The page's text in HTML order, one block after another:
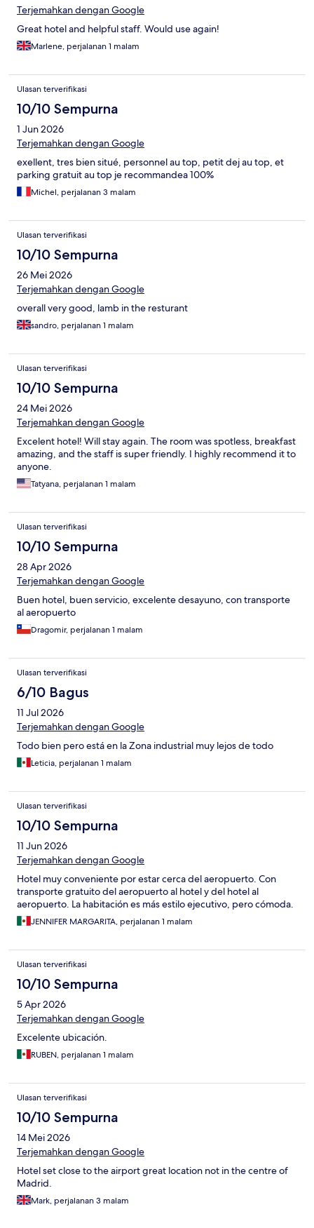
Terjemahkan dengan Google
Great hotel and helpful staff. Would use again!
Marlene, perjalanan 1 malam
Ulasan terverifikasi
10/10 Sempurna
1 Jun 2026
Terjemahkan dengan Google
exellent, tres bien situé, personnel au top, petit dej au top, et
parking gratuit au top je recommandea 100%
Michel, perjalanan 3 malam
Ulasan terverifikasi
10/10 Sempurna
26 Mei 2026
Terjemahkan dengan Google
overall very good, lamb in the resturant
sandro, perjalanan 1 malam
Ulasan terverifikasi
10/10 Sempurna
24 Mei 2026
Terjemahkan dengan Google
Excelent hotel! Will stay again. The room was spotless, breakfast
amazing, and the staff is super friendly. I highly recommend it to
anyone.
Tatyana, perjalanan 1 malam
Ulasan terverifikasi
10/10 Sempurna
28 Apr 2026
Terjemahkan dengan Google
Buen hotel, buen servicio, excelente desayuno, con transporte
al aeropuerto
Dragomir, perjalanan 1 malam
Ulasan terverifikasi
6/10 Bagus
11 Jul 2026
Terjemahkan dengan Google
Todo bien pero está en la Zona industrial muy lejos de todo
Leticia, perjalanan 1 malam
Ulasan terverifikasi
10/10 Sempurna
11 Jun 2026
Terjemahkan dengan Google
Hotel muy conveniente por estar cerca del aeropuerto. Con
transporte gratuito del aeropuerto al hotel y del hotel al
aeropuerto. La habitación es más estilo ejecutivo, pero cómoda.
JENNIFER MARGARITA, perjalanan 1 malam
Ulasan terverifikasi
10/10 Sempurna
5 Apr 2026
Terjemahkan dengan Google
Excelente ubicación.
RUBEN, perjalanan 1 malam
Ulasan terverifikasi
10/10 Sempurna
14 Mei 2026
Terjemahkan dengan Google
Hotel set close to the airport great location not in the centre of
Madrid.
Mark, perjalanan 3 malam